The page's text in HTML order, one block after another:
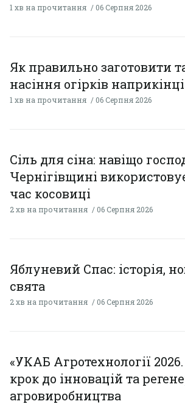
1 хв на прочитання 06 Серпня 2026
Як правильно заготовити
насіння огірків
1 хв на прочитання 06 Серпня 2026
Сіль для сіна: навіщо
Чернігівщині
час косовиці
2 хв на прочитання 06 Серпня 2026
Яблуневий Спас: історія,
свята
2 хв на прочитання 06 Серпня 2026
«УКАБ Агротехнології
крок до інновацій та
агровиробництва